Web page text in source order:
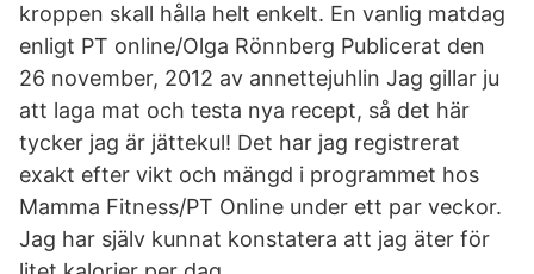
kroppen skall hålla helt enkelt. En vanlig matdag
enligt PT online/Olga Rönnberg Publicerat den
26 november, 2012 av annettejuhlin Jag gillar ju
att laga mat och testa nya recept, så det här
tycker jag är jättekul! Det har jag registrerat
exakt efter vikt och mängd i programmet hos
Mamma Fitness/PT Online under ett par veckor.
Jag har själv kunnat konstatera att jag äter för